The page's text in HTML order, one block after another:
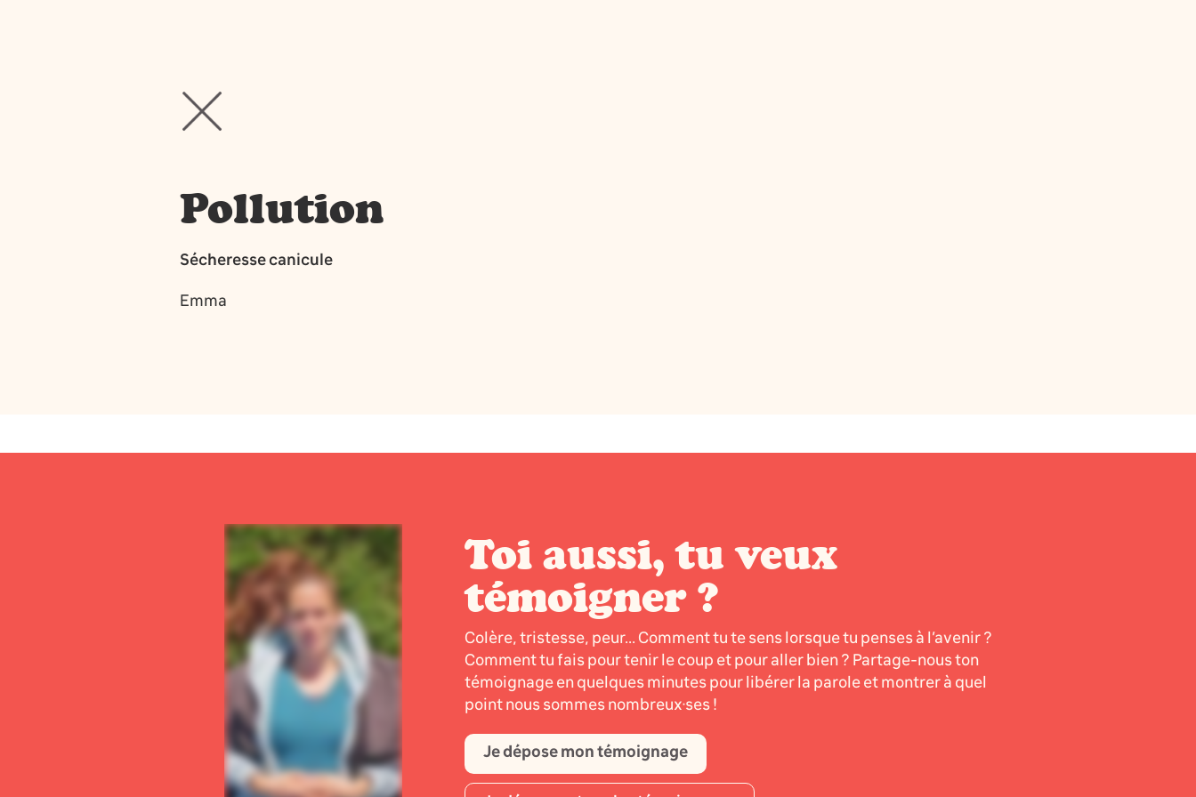
Pollution
Sécheresse canicule
Emma
Toi aussi, tu veux
témoigner ?
Colère, tristesse, peur... Comment tu te sens lorsque tu penses à l’avenir ?
Comment tu fais pour tenir le coup et pour aller bien ? Partage-nous ton
témoignage en quelques minutes pour libérer la parole et montrer à quel
point nous sommes nombreux·ses !
Je dépose mon témoignage